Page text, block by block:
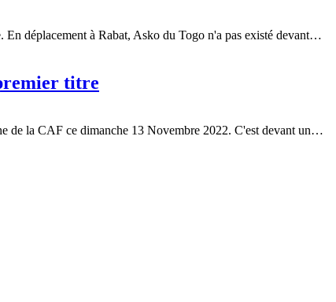
déplacement à Rabat, Asko du Togo n'a pas existé devant…
titre
de la CAF ce dimanche 13 Novembre 2022. C'est devant un…